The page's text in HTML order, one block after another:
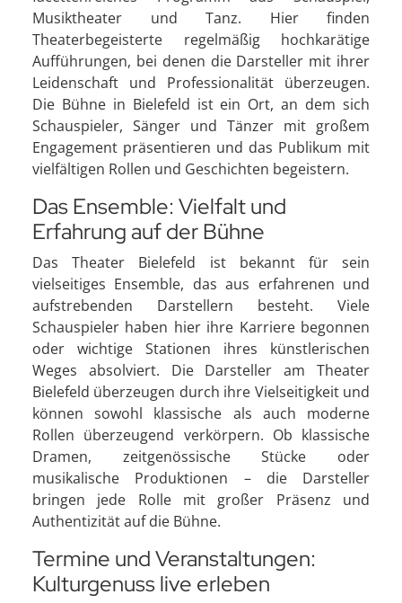
Musiktheater und Tanz. Hier finden
Theaterbegeisterte regelmäßig hochkarätige
Aufführungen, bei denen die Darsteller mit ihrer
Leidenschaft und Professionalität überzeugen.
Die Bühne in Bielefeld ist ein Ort, an dem sich
Schauspieler, Sänger und Tänzer mit großem
Engagement präsentieren und das Publikum mit
vielfältigen Rollen und Geschichten begeistern.
Das Ensemble: Vielfalt und
Erfahrung auf der Bühne
Das Theater Bielefeld ist bekannt für sein
vielseitiges Ensemble, das aus erfahrenen und
aufstrebenden Darstellern besteht. Viele
Schauspieler haben hier ihre Karriere begonnen
oder wichtige Stationen ihres künstlerischen
Weges absolviert. Die Darsteller am Theater
Bielefeld überzeugen durch ihre Vielseitigkeit und
können sowohl klassische als auch moderne
Rollen überzeugend verkörpern. Ob klassische
Dramen, zeitgenössische Stücke oder
musikalische Produktionen – die Darsteller
bringen jede Rolle mit großer Präsenz und
Authentizität auf die Bühne.
Termine und Veranstaltungen:
Kulturgenuss live erleben